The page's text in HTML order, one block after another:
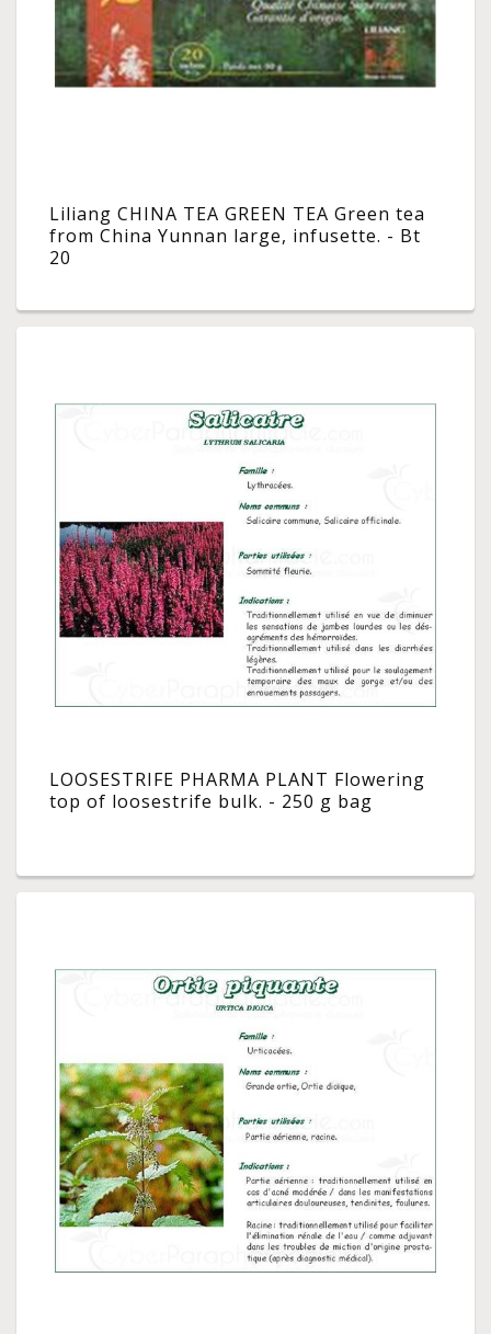
Liliang CHINA TEA GREEN TEA Green tea
from China Yunnan large, infusette. - Bt
20
LOOSESTRIFE PHARMA PLANT Flowering
top of loosestrife bulk. - 250 g bag